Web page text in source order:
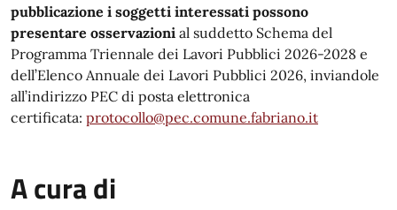
pubblicazione i soggetti interessati possono
presentare osservazioni al suddetto Schema del
Programma Triennale dei Lavori Pubblici 2026-2028 e
dell’Elenco Annuale dei Lavori Pubblici 2026, inviandole
all’indirizzo PEC di posta elettronica
certificata: protocollo@pec.comune.fabriano.it
A cura di